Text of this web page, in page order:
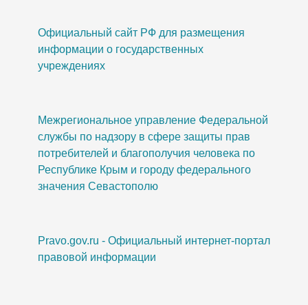
Официальный сайт РФ для размещения
информации о государственных
учреждениях
Межрегиональное управление Федеральной
службы по надзору в сфере защиты прав
потребителей и благополучия человека по
Республике Крым и городу федерального
значения Севастополю
Pravo.gov.ru - Официальный интернет-портал
правовой информации